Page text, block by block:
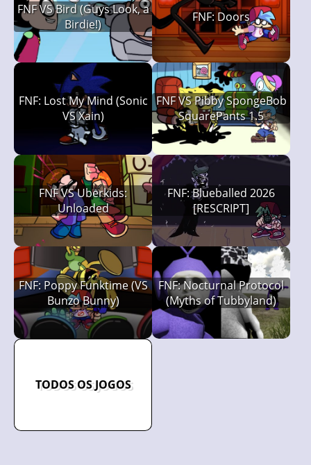
FNF VS Bird (Guys Look, a
Birdie!)
FNF: Doors
FNF: Lost My Mind (Sonic
VS Xain)
FNF VS Pibby SpongeBob
SquarePants 1.5
FNF VS Uberkids:
Unloaded
FNF: Blueballed 2026
[RESCRIPT]
FNF: Poppy Funktime (VS
Bunzo Bunny)
FNF: Nocturnal Protocol
(Myths of Tubbyland)
TODOS OS JOGOS